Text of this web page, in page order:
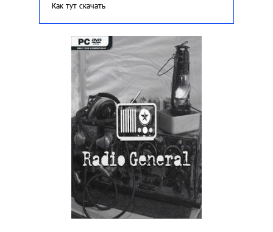
Как тут скачать